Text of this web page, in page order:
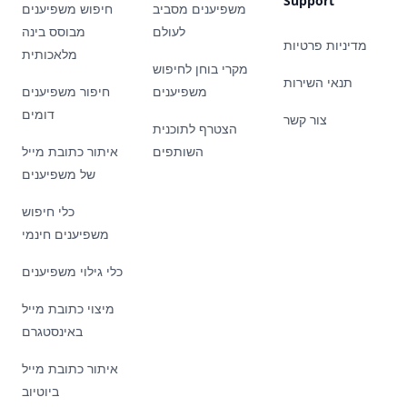
חיפוש משפיענים
מבוסס בינה
מלאכותית
חיפור משפיענים
דומים
איתור כתובת מייל
של משפיענים
כלי חיפוש
משפיענים חינמי
כלי גילוי משפיענים
מיצוי כתובת מייל
באינסטגרם
איתור כתובת מייל
ביוטיוב
משפיענים מסביב
לעולם
מקרי בוחן לחיפוש
משפיענים
הצטרף לתוכנית
השותפים
מדיניות פרטיות
תנאי השירות
צור קשר